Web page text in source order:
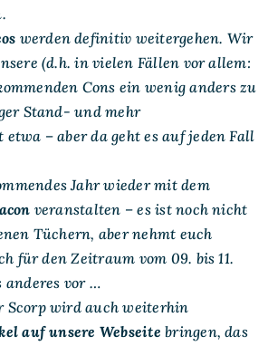
werden definitiv weitergehen. Wir
(d.h. in vielen Fällen vor allem:
Cons ein wenig anders zu
Stand- und mehr
– aber da geht es auf jeden Fall
Jahr wieder mit dem
veranstalten – es ist noch nicht
Tüchern, aber nehmt euch
für den Zeitraum vom 09. bis 11.
anderes vor …
Scorp wird auch weiterhin
auf unsere Webseite bringen, das